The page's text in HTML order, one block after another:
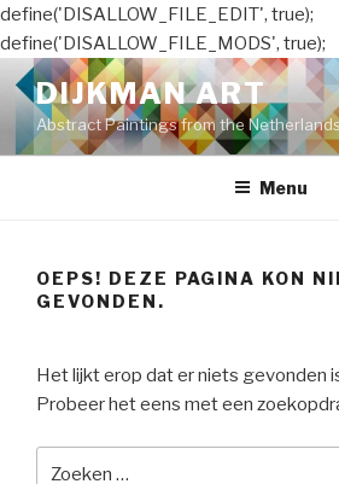
define('DISALLOW_FILE_EDIT', true);
define('DISALLOW_FILE_MODS', true);
Naar
de
inhoud
springen
DIJKMAN ART
Abstract Paintings from the
Menu
OEPS! DEZE PAGINA KON
GEVONDEN.
Het lijkt erop dat er niets gevonden
Probeer het eens met een